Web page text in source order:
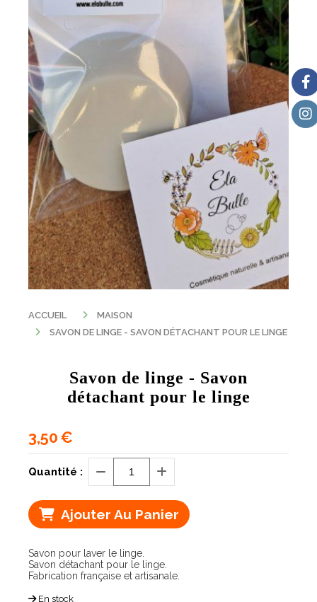
ACCUEIL
MAISON
SAVON DE LINGE - SAVON DÉTACHANT POUR LE LINGE
Savon de linge - Savon
détachant pour le linge
3,50€
Quantité :
Ajouter Au Panier
Savon pour laver le linge.
Savon détachant pour le linge.
Fabrication française et artisanale.
En stock